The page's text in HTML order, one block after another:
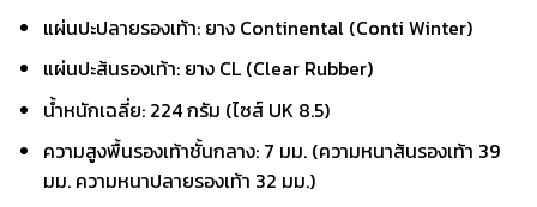
แผ่นปะปลายรองเท้า: ยาง Continental (Conti Winter)
แผ่นปะส้นรองเท้า: ยาง CL (Clear Rubber)
น้ำหนักเฉลี่ย: 224 กรัม (ไซส์ UK 8.5)
ความสูงพื้นรองเท้าชั้นกลาง: 7 มม. (ความหนาส้นรองเท้า 39
มม. ความหนาปลายรองเท้า 32 มม.)